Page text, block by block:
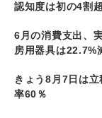
認知度は初の4割
6月の消費支出、
房用器具は
きょう8月7日は
率60％